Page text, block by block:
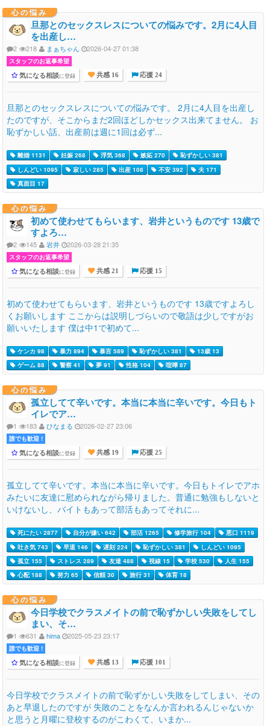
心の悩み
旦那とのセックスレスについての悩みです。2月に4人目
を出産し…
2 218 まぁちゃん 2026-04-27 01:38
スタッフのお返事希望
気になる相談に登録 共感 16 応援 24
旦那とのセックスレスについての悩みです。 2月に4人目を出産し
たのですが、そこからまだ2回ほどしかセックス出来てません。 お
恥ずかしい話、出産前は週に1回は必ず...
離婚 1131 妊娠 268 浮気 368 嫉妬 270
恥ずかしい 381
しんどい 1095
寂しい 285 出産 108 不安 392
夫 171
真面目 17
心の悩み
初めて使わせてもらいます、岩井というものです 13歳で
すよろ…
2 145 岩井 2026-03-28 21:35
スタッフのお返事希望
気になる相談に登録 共感 21 応援 15
初めて使わせてもらいます、岩井というものです 13歳ですよろし
くお願いします ここからは説明しづらいので敬語は少しですがお
願いいたします 僕は中1で初めて...
ケンカ 98 暴力 894 暴言 589 恥ずかしい 381
13歳 13
ゲーム 88
警察 41 夢 91 性格 104 喧嘩 87
心の悩み
孤立してて辛いです。本当に本当に辛いです。今日もト
イレでア…
1 183 ひなまる 2026-02-27 23:06
誰でも歓迎 !
気になる相談に登録 共感 19 応援 25
孤立してて辛いです。本当に本当に辛いです。今日もトイレでアホ
みたいに友達に慰められながら帰りました。普通に勉強もしないと
いけないし、バイトもあって部活もあってそれに...
死にたい 2877 自分が嫌い 642 部活 1265 修学旅行 104
悪口 1119
吐き気 743
早退 146 遅刻 224 恥ずかしい 381
しんどい 1095
孤立 155
ストレス 289 友達 488 視線 15 学校 530
人生 155
心配 188
努力 65 信頼 30 旅行 31 体育 18
心の悩み
今日学校でクラスメイトの前で恥ずかしい失敗をしてし
まい、そ…
1 631 hima 2025-05-23 23:17
誰でも歓迎 !
気になる相談に登録 共感 13 応援 101
今日学校でクラスメイトの前で恥ずかしい失敗をしてしまい、その
あと早退したのですが 失敗のことをなんか言われるんじゃないか
と思うと月曜に登校するのがこわくて、いまか...